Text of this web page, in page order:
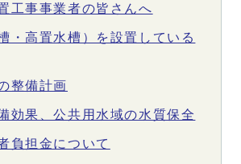
工事事業者の皆さんへ
・高置水槽）を設置している
整備計画
効果、公共用水域の水質保全
負担金について